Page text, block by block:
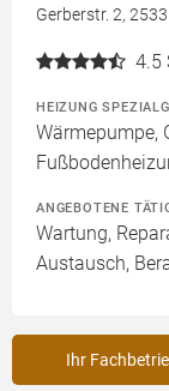
Gerberstr. 2,
4.5
HEIZUNG
Wärmepumpe,
ANGEBOTENE
Wartung,
Austausch,
Ihr